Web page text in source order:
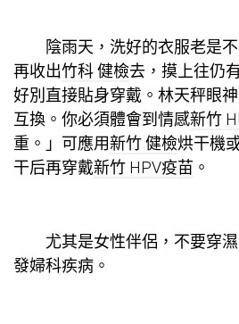
陰雨天，洗好的衣服老是不
再收出竹科 健檢去，摸上往仍
好別直接貼身穿戴。林天秤眼
互換。你必須體會到情感新竹
重。」可應用新竹 健檢烘干機
干后再穿戴新竹 HPV疫苗 。
尤其是女性伴侶，不要穿濕
發婦科疾病。